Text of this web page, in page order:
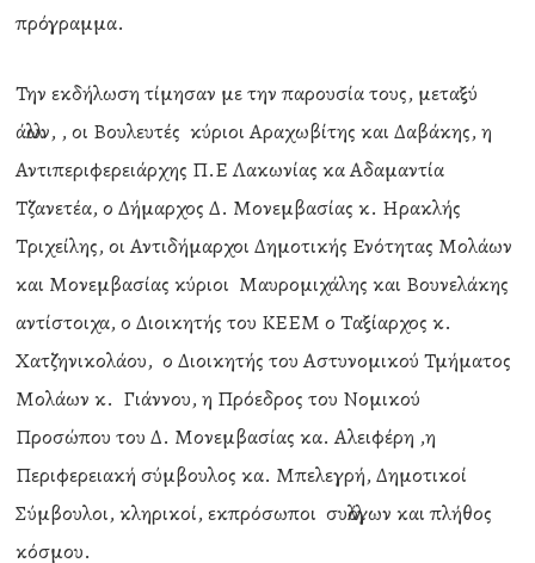
πρόγραμμα.
Την εκδήλωση τίμησαν με την παρουσία τους, μεταξύ
άλλων, , οι Βουλευτές κύριοι Αραχωβίτης και Δαβάκης, η
Αντιπεριφερειάρχης Π.Ε Λακωνίας κα Αδαμαντία
Τζανετέα, ο Δήμαρχος Δ. Μονεμβασίας κ. Ηρακλής
Τριχείλης, οι Αντιδήμαρχοι Δημοτικής Ενότητας Μολάων
και Μονεμβασίας κύριοι Μαυρομιχάλης και Βουνελάκης
αντίστοιχα, ο Διοικητής του ΚΕΕΜ ο Ταξίαρχος κ.
Χατζηνικολάου, ο Διοικητής του Αστυνομικού Τμήματος
Μολάων κ. Γιάννου, η Πρόεδρος του Νομικού
Προσώπου του Δ. Μονεμβασίας κα. Αλειφέρη ,η
Περιφερειακή σύμβουλος κα. Μπελεγρή, Δημοτικοί
Σύμβουλοι, κληρικοί, εκπρόσωποι συλλόγων και πλήθος
κόσμου.